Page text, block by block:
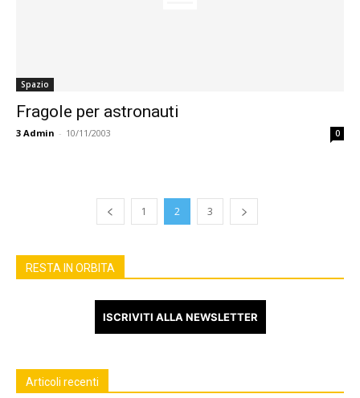
Spazio
Fragole per astronauti
3 Admin - 10/11/2003 0
1 2 3
RESTA IN ORBITA
ISCRIVITI ALLA NEWSLETTER
Articoli recenti